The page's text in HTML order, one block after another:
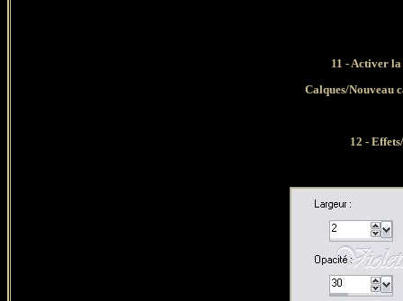
11 - Activer
Calques/Nouveau
12 -